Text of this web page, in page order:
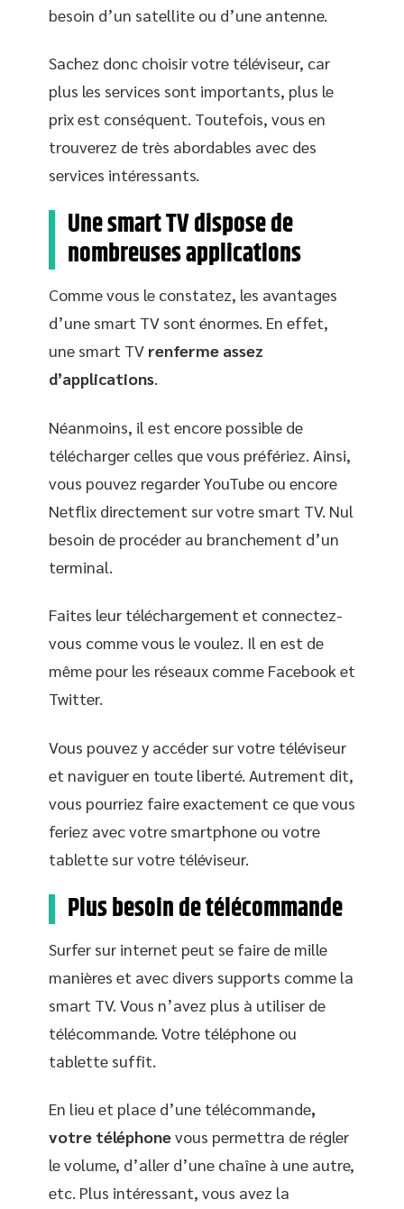
besoin d’un satellite ou d’une antenne.
Sachez donc choisir votre téléviseur, car
plus les services sont importants, plus le
prix est conséquent. Toutefois, vous en
trouverez de très abordables avec des
services intéressants.
Une smart TV dispose de
nombreuses applications
Comme vous le constatez, les avantages
d’une smart TV sont énormes. En effet,
une smart TV renferme assez
d’applications.
Néanmoins, il est encore possible de
télécharger celles que vous préfériez. Ainsi,
vous pouvez regarder YouTube ou encore
Netflix directement sur votre smart TV. Nul
besoin de procéder au branchement d’un
terminal.
Faites leur téléchargement et connectez-
vous comme vous le voulez. Il en est de
même pour les réseaux comme Facebook et
Twitter.
Vous pouvez y accéder sur votre téléviseur
et naviguer en toute liberté. Autrement dit,
vous pourriez faire exactement ce que vous
feriez avec votre smartphone ou votre
tablette sur votre téléviseur.
Plus besoin de télécommande
Surfer sur internet peut se faire de mille
manières et avec divers supports comme la
smart TV. Vous n’avez plus à utiliser de
télécommande. Votre téléphone ou
tablette suffit.
En lieu et place d’une télécommande,
votre téléphonevous permettra de régler
le volume, d’aller d’une chaîne à une autre,
etc. Plus intéressant, vous avez la